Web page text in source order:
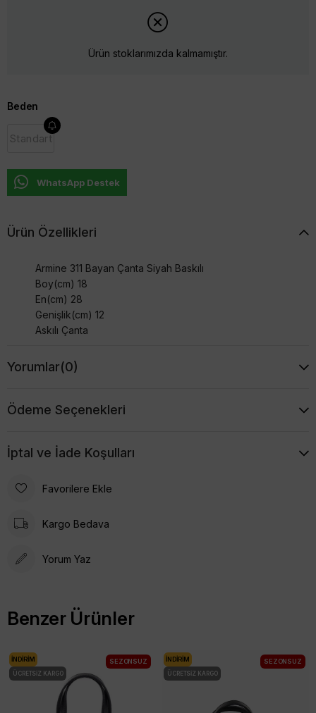
Ürün stoklarımızda kalmamıştır.
Beden
Standart
WhatsApp Destek
Ürün Özellikleri
Armine 311 Bayan Çanta Siyah Baskılı
Boy(cm) 18
En(cm) 28
Genişlik(cm) 12
Askılı Çanta
Yorumlar(0)
Ödeme Seçenekleri
İptal ve İade Koşulları
Favorilere Ekle
Kargo Bedava
Yorum Yaz
Benzer Ürünler
İNDIRIM
ÜCRETSIZ KARGO
SEZONSUZ İNDIRIM
ÜCRETSIZ KARGO
SEZONSUZ